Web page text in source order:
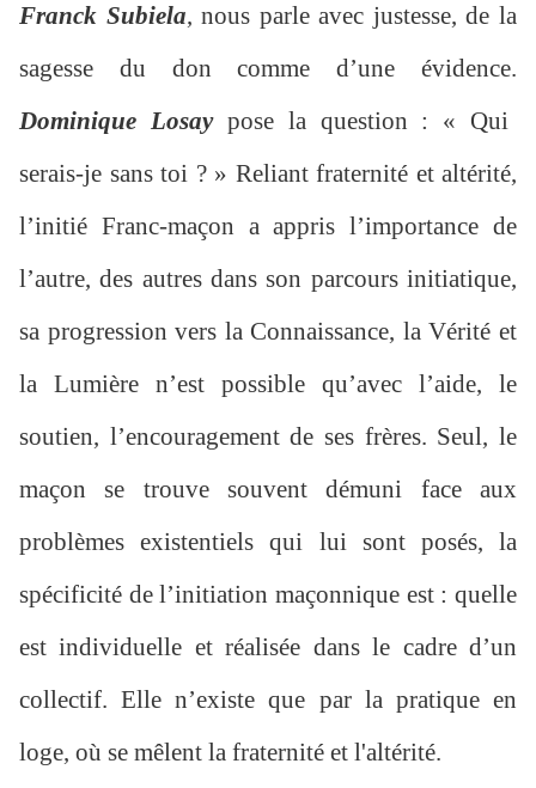
Franck Subiela, nous parle avec justesse, de la
sagesse du don comme d’une évidence.
Dominique Losay pose la question : « Qui
serais-je sans toi ? » Reliant fraternité et altérité,
l’initié Franc-maçon a appris l’importance de
l’autre, des autres dans son parcours initiatique,
sa progression vers la Connaissance, la Vérité et
la Lumière n’est possible qu’avec l’aide, le
soutien, l’encouragement de ses frères. Seul, le
maçon se trouve souvent démuni face aux
problèmes existentiels qui lui sont posés, la
spécificité de l’initiation maçonnique est : quelle
est individuelle et réalisée dans le cadre d’un
collectif. Elle n’existe que par la pratique en
loge, où se mêlent la fraternité et l'altérité.